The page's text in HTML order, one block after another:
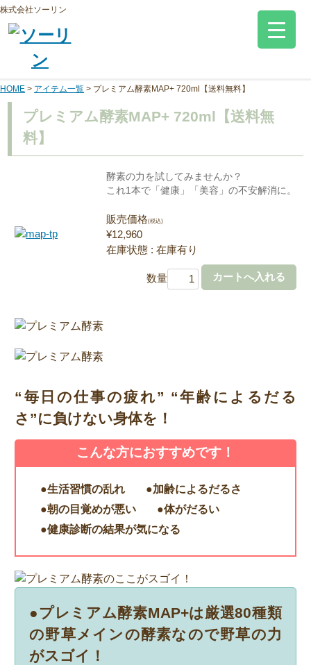
株式会社ソーリン
HOME > アイテム一覧 > プレミアム酵素MAP+ 720ml【送料無料】
プレミアム酵素MAP+ 720ml【送料無
料】
酵素の力を試してみませんか？
これ1本で「健康」「美容」の不安解消に。
販売価格(税込)
¥12,960
在庫状態 : 在庫有り
数量
“毎日の仕事の疲れ” “年齢によるだる
さ”に負けない身体を！
こんな方におすすめです！
●生活習慣の乱れ
●加齢によるだるさ
●朝の目覚めが悪い
●体がだるい
●健康診断の結果が気になる
●プレミアム酵素MAP+は厳選80種類
の野草メインの酵素なので野草の力
がスゴイ！